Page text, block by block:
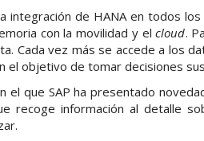
integración de HANA en todos
con la movilidad y el cloud.
Cada vez más se accede a los
el objetivo de tomar decisiones
el que SAP ha presentado
recoge información al detalle